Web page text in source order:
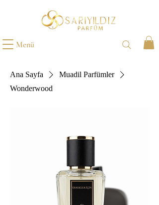
Menü
Ana Sayfa
Muadil Parfümler
Wonderwood